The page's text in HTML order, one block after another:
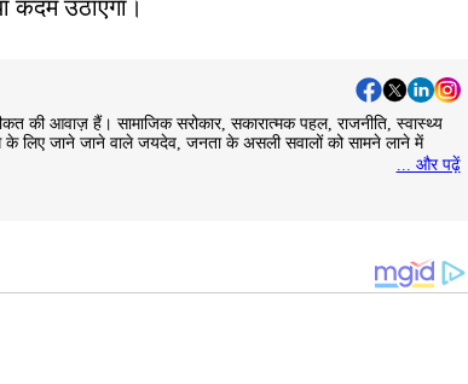
की आवाज़ हैं। सामाजिक सरोकार, सकारात्मक पहल, राजनीति, स्वास्थ्य
के लिए जाने जाने वाले जयदेव, जनता के असली सवालों को सामने लाने में
... और पढ़ें